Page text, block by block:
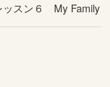
スン６ My Family